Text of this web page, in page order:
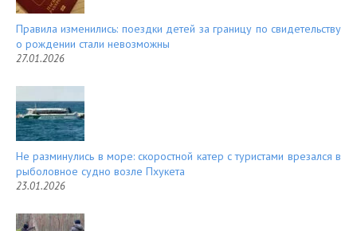
Правила изменились: поездки детей за границу по свидетельству
о рождении стали невозможны
27.01.2026
Не разминулись в море: скоростной катер с туристами врезался в
рыболовное судно возле Пхукета
23.01.2026